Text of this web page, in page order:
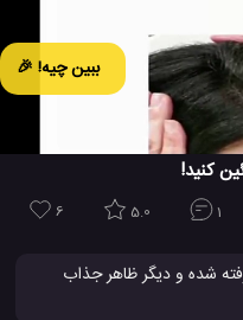
ببین چیه! 🎉
کنید!
6 5.0 1
شده و دیگر ظاهر جذاب
های زیادی وجود دارد که به